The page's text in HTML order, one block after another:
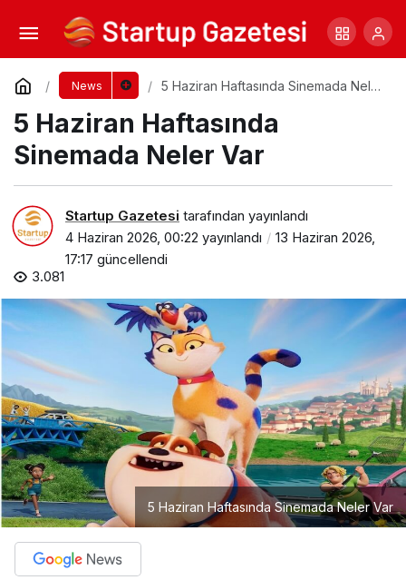
News
5 Haziran Haftasında Sinemada Neler
5 Haziran Haftasında
Sinemada Neler Var
Startup Gazetesi tarafından yayınlandı
4 Haziran 2026, 00:22 yayınlandı
13 Haziran 2026,
17:17 güncellendi
3.081
5 Haziran Haftasında Sinemada Neler Var
Bayram Hareketliliği Avrupa Hayallerini
Tetikledi
Yorum Yap